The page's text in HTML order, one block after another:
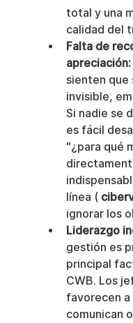
total y una
calidad del
Falta de
apreciación:
sienten que
invisible,
Si nadie se
es fácil
"¿para qué
línea (
ignorar los
Liderazgo
gestión es
principal
CWB. Los
favorecen a
comunican